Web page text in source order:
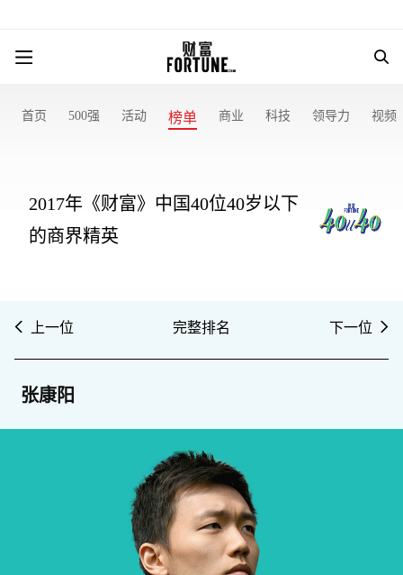
首页 500强 活动 榜单 商业 科技 领导力 视频
2017年《财富》中国40位40岁以下
的商界精英
上一位 完整排名 下一位
张康阳